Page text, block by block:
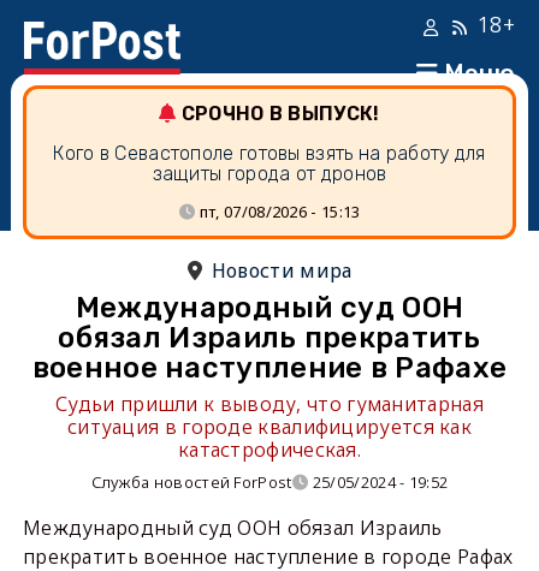
Меню
18+
СРОЧНО В ВЫПУСК!
Кого в Севастополе готовы взять на работу для
защиты города от дронов
пт, 07/08/2026 - 15:13
Новости мира
Международный суд ООН
обязал Израиль прекратить
военное наступление в Рафахе
Судьи пришли к выводу, что гуманитарная
ситуация в городе квалифицируется как
катастрофическая.
Служба новостей ForPost 25/05/2024 - 19:52
Международный суд ООН обязал Израиль
прекратить военное наступление в городе Рафах